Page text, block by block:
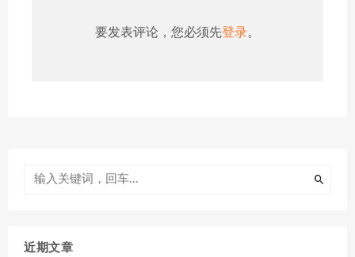
要发表评论，您必须先登录。
近期文章